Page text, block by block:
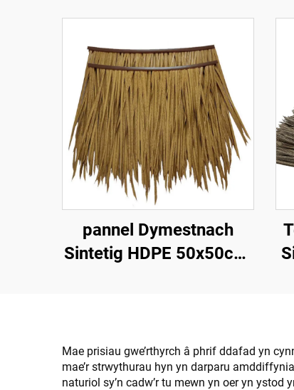
pannel Dymestnach
Sintetig HDPE 50x50cm,
Mae prisiau gwe’rthyrch â phrif ddafad yn
mae’r strwythurau hyn yn darparu
naturiol sy’n cadw’r tu mewn yn oer yn